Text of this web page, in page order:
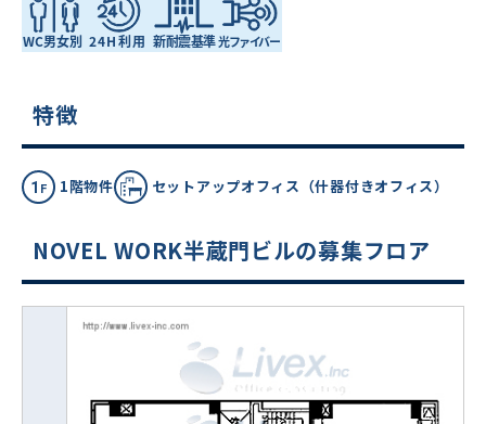
特徴
1階物件 セットアップオフィス（什器付きオフィス）
NOVEL WORK半蔵門ビルの募集フロア